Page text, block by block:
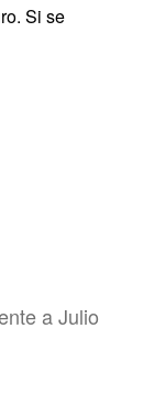
Si se
a Julio